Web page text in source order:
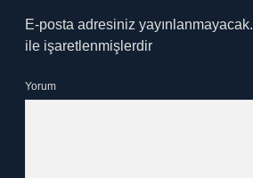
E-posta adresiniz yayınlanmayacak.
ile işaretlenmişlerdir
Yorum